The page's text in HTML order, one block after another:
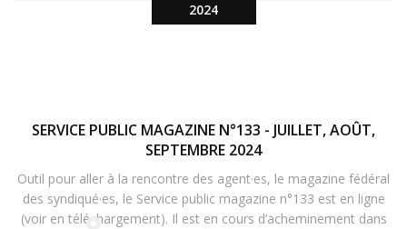
2024
SERVICE PUBLIC MAGAZINE N°133 - JUILLET, AOÛT,
SEPTEMBRE 2024
Outil pour aller à la rencontre des agent·es, le magazine fédéral
des syndiqué·es, le Service public magazine n°133 est en ligne
(voir en téléchargement). Il est en cours d’acheminement dans